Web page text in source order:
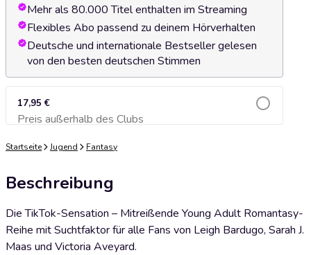
Mehr als 80.000 Titel enthalten im Streaming
Flexibles Abo passend zu deinem Hörverhalten
Deutsche und internationale Bestseller gelesen
von den besten deutschen Stimmen
17,95 €
Preis außerhalb des ClubsZum Warenkorb hinzufügen
Startseite Jugend Fantasy
Beschreibung
Die TikTok-Sensation – Mitreißende Young Adult Romantasy-
Reihe mit Suchtfaktor für alle Fans von Leigh Bardugo, Sarah J.
Maas und Victoria Aveyard.